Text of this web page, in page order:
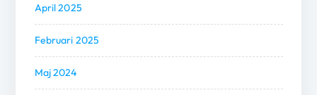
April 2025
Februari 2025
Maj 2024